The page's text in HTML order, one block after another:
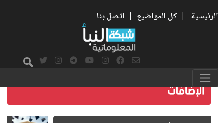
الرئيسية | كل المواضيع | اتصل بنا